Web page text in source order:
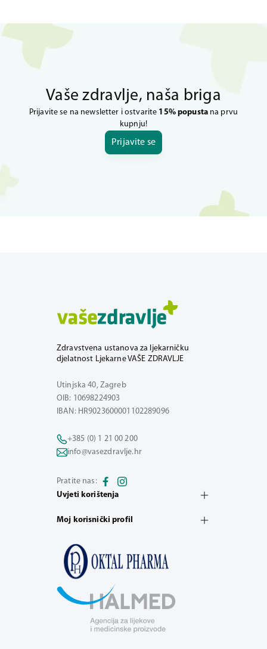
Vaše zdravlje, naša briga
Prijavite se na newsletter i ostvarite 15% popustana prvu
kupnju!
Prijavite se
Zdravstvena ustanova za ljekarničku
djelatnost Ljekarne VAŠE ZDRAVLJE
Utinjska 40, Zagreb
OIB: 10698224903
IBAN: HR9023600001102289096
+385 (0) 1 21 00 200
info@vasezdravlje.hr
Pratite nas:
Uvjeti korištenja
Moj korisnički profil